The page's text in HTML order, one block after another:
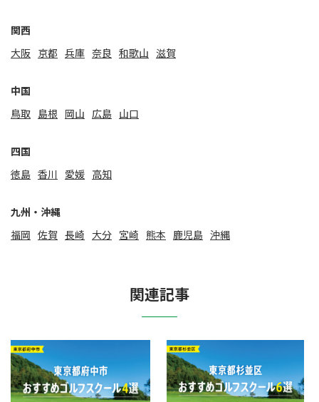
関⻄
大阪
京都 兵庫 奈良 和歌山 滋賀
中国
鳥取
島根 岡山 広島 山口
四国
徳島 香川 愛媛 高知
九州・沖縄
福岡
佐賀 ⻑崎 大分 宮崎 熊本 鹿児島 沖縄
関連記事